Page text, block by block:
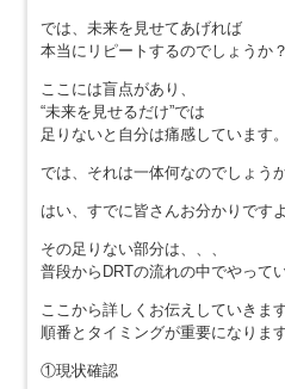
では、未来を見せてあげれば
本当にリピートするのでしょうか？
ここには盲点があり、
“未来を見せるだけ”では
足りないと自分は痛感しています。
では、それは一体何なのでしょう
はい、すでに皆さんお分かりですよ
その足りない部分は、、、
普段からDRTの流れの中でやって
ここから詳しくお伝えしていきます
順番とタイミングが重要になります
①現状確認